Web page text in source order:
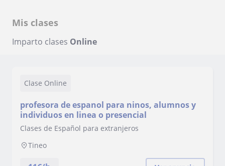
Mis clases
Imparto clases Online
Clase Online
profesora de espanol para ninos, alumnos y
individuos en linea o presencial
Clases de Español para extranjeros
Tineo